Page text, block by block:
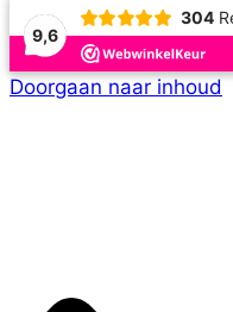
9,6
304
Doorgaan naar inhoud